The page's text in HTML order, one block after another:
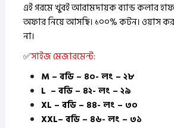
এই গরমে খুবই আরামদায়ক ব্যান্ড কলার
অফার নিয়ে আসছি। ১০০% কটন।ওয়াস
না।
✅সাইজ মেজারমেন্ট:
M – বডি – ৪০- লং – ২৮
L – বডি – ৪২- লং – ২৯
XL – বডি – ৪৪- লং – ৩০
XXL– বডি – ৪৬- লং – ৩১